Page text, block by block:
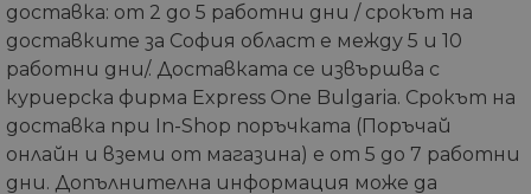
доставка: от 2 до 5 работни дни / срокът на
доставките за София област е между 5 и 10
работни дни/. Доставката се извършва с
куриерска фирма Express One Bulgaria. Срокът на
доставка при In-Shop поръчката (Поръчай
онлайн и вземи от магазина) е от 5 до 7 работни
дни. Допълнителна информация може да